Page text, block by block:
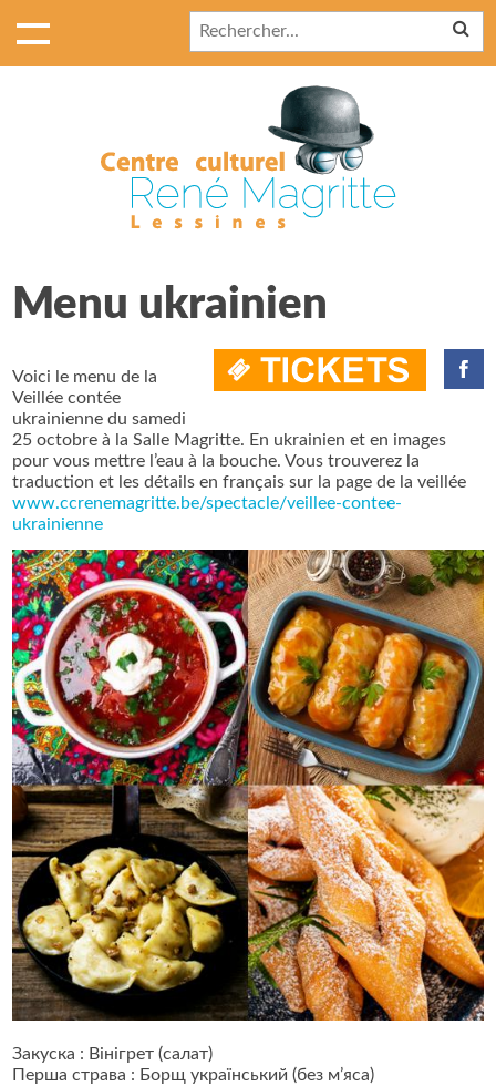
Menu ukrainien
Voici le menu de la
Veillée contée
ukrainienne du samedi
25 octobre à la Salle Magritte. En ukrainien et en images
pour vous mettre l’eau à la bouche. Vous trouverez la
traduction et les détails en français sur la page de la veillée
www.ccrenemagritte.be/spectacle/veillee-contee-
ukrainienne
Закуска : Вінігрет (салат)
Перша страва : Борщ український (без м’яса)